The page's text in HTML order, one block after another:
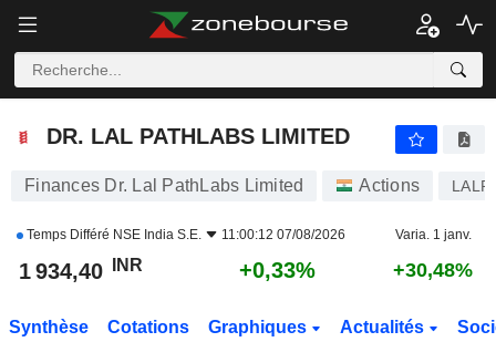
DR. LAL PATHLABS LIMITED
Finances Dr. Lal PathLabs Limited Actions
Temps Différé NSE India S.E. 11:00:12 07/08/2026 Varia. 1 janv.
1 934,40 INR +0,33% +30,48%
Synthèse Cotations Graphiques Actualités